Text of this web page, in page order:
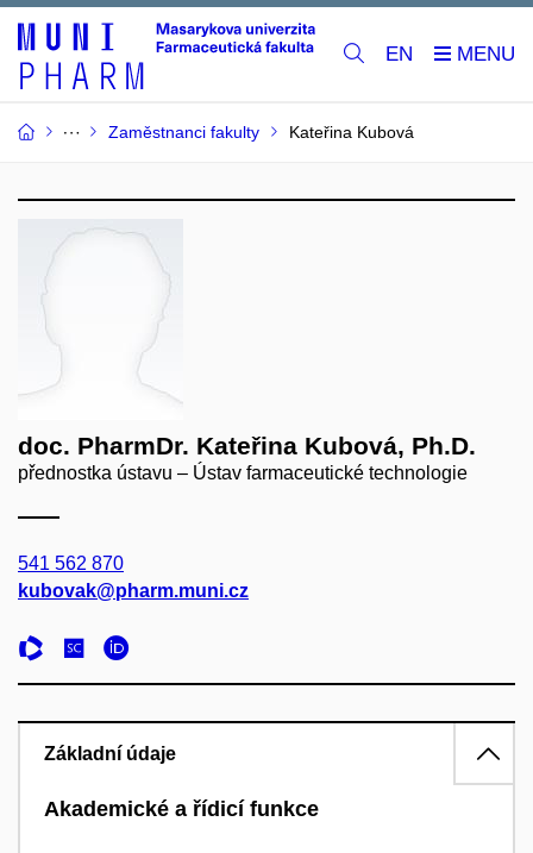
EN
Zaměstnanci fakulty Kateřina Kubová
doc. PharmDr. Kateřina Kubová, Ph.D.
přednostka ústavu – Ústav farmaceutické technologie
541 562 870
kubovak@pharm.muni.cz
Základní údaje
Akademické a řídicí funkce